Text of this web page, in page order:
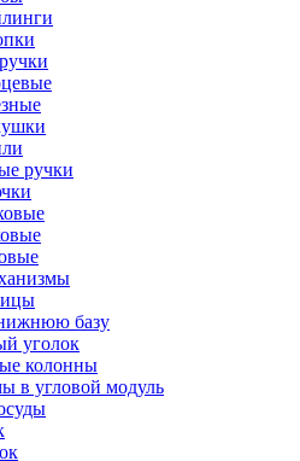
ручки
базу
уголок
колонны
в угловой модуль